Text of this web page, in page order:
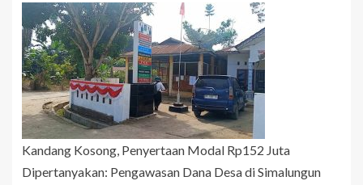
Kandang Kosong, Penyertaan Modal Rp152 Juta
Dipertanyakan: Pengawasan Dana Desa di Simalungun